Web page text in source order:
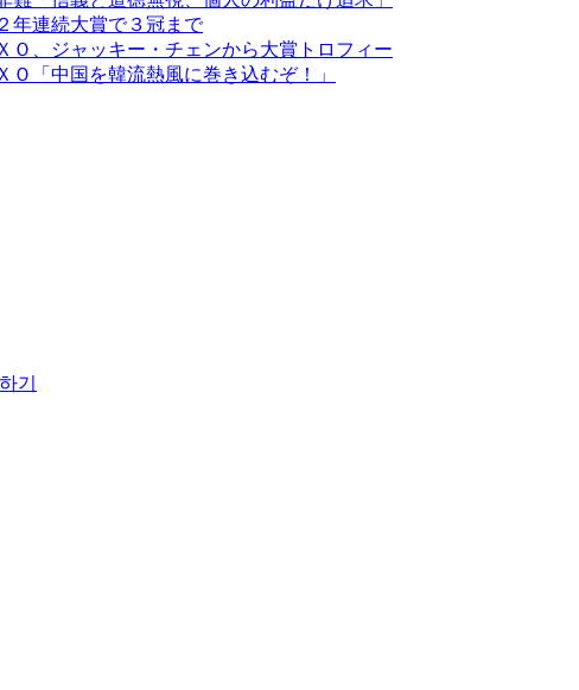
年連続大賞で３冠まで
Ｏ、ジャッキー・チェンから大賞トロフィー
Ｏ「中国を韓流熱風に巻き込むぞ！」
기